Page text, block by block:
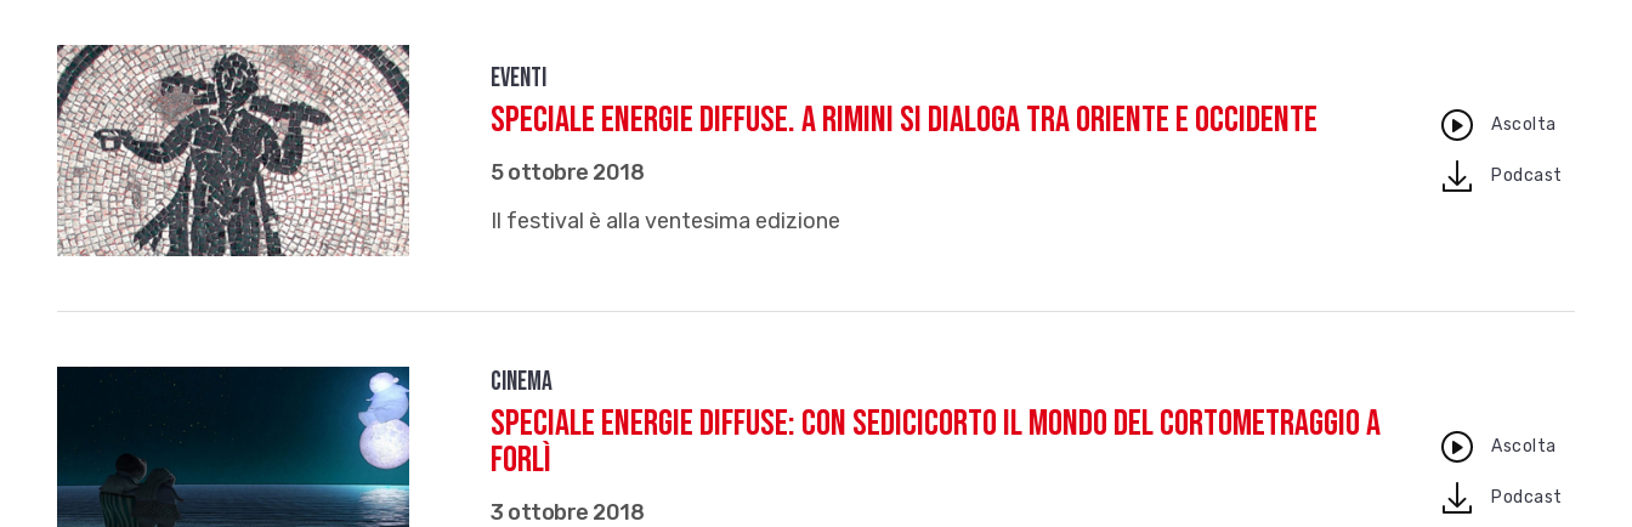
Eventi
Speciale EnERgie diffuse. A Rimini si dialoga tra Oriente e Occidente
5 ottobre 2018
Il festival è alla ventesima edizione
Ascolta
downloadPodcast
Cinema
Speciale EnERgie Diffuse: Con Sedicicorto il mondo del cortometraggio a
Forlì
3 ottobre 2018
Ascolta
downloadPodcast